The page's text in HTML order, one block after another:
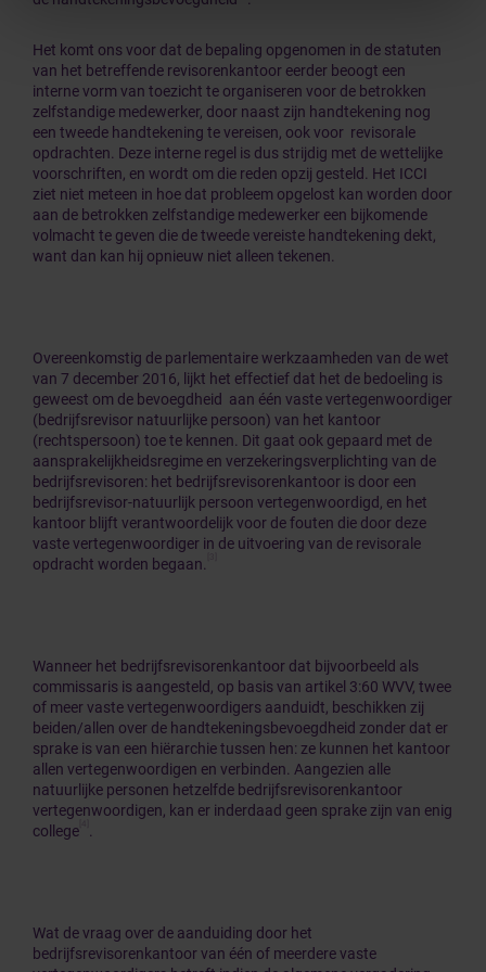
Het komt ons voor dat de bepaling opgenomen in de statuten
van het betreffende revisorenkantoor eerder beoogt een
interne vorm van toezicht te organiseren voor de betrokken
zelfstandige medewerker, door naast zijn handtekening nog
een tweede handtekening te vereisen, ook voor revisorale
opdrachten. Deze interne regel is dus strijdig met de wettelijke
voorschriften, en wordt om die reden opzij gesteld. Het ICCI
ziet niet meteen in hoe dat probleem opgelost kan worden door
aan de betrokken zelfstandige medewerker een bijkomende
volmacht te geven die de tweede vereiste handtekening dekt,
want dan kan hij opnieuw niet alleen tekenen.
Overeenkomstig de parlementaire werkzaamheden van de wet
van 7 december 2016, lijkt het effectief dat het de bedoeling is
geweest om de bevoegdheid aan één vaste vertegenwoordiger
(bedrijfsrevisor natuurlijke persoon) van het kantoor
(rechtspersoon) toe te kennen. Dit gaat ook gepaard met de
aansprakelijkheidsregime en verzekeringsverplichting van de
bedrijfsrevisoren: het bedrijfsrevisorenkantoor is door een
bedrijfsrevisor-natuurlijk persoon vertegenwoordigd, en het
kantoor blijft verantwoordelijk voor de fouten die door deze
vaste vertegenwoordiger in de uitvoering van de revisorale
opdracht worden begaan.
Wanneer het bedrijfsrevisorenkantoor dat bijvoorbeeld als
commissaris is aangesteld, op basis van artikel 3:60 WVV, twee
of meer vaste vertegenwoordigers aanduidt, beschikken zij
beiden/allen over de handtekeningsbevoegdheid zonder dat er
sprake is van een hiërarchie tussen hen: ze kunnen het kantoor
allen vertegenwoordigen en verbinden. Aangezien alle
natuurlijke personen hetzelfde bedrijfsrevisorenkantoor
vertegenwoordigen, kan er inderdaad geen sprake zijn van enig
college
Wat de vraag over de aanduiding door het
bedrijfsrevisorenkantoor van één of meerdere vaste